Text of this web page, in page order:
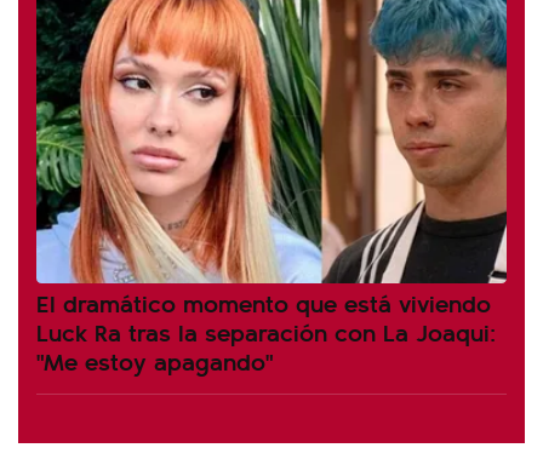
El dramático momento que está viviendo
Luck Ra tras la separación con La Joaqui:
"Me estoy apagando"